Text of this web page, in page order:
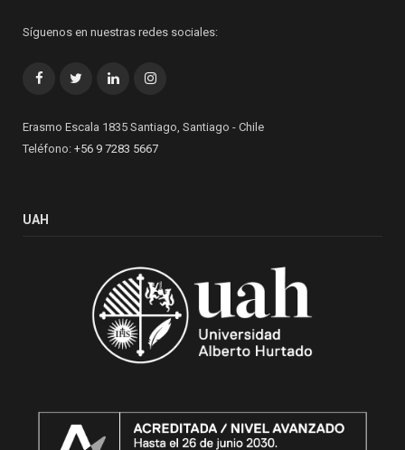
Síguenos en nuestras redes sociales:
FacebookTwitterLinkedInInstagram
Erasmo Escala 1835 Santiago, Santiago - Chile
Teléfono: +56 9 7283 5667
UAH